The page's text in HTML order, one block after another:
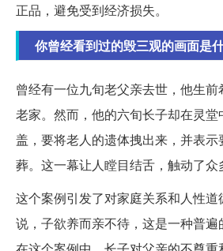
正品，避免受到经济损失。
你曾经看到过的毁三观的画面是
曾经有一位九旬老父亲去世，他生
老家。然而，他的六旬长子却在灵
盖，要将老人的遗体拽出来，并表
葬。这一幕让人瞠目结舌，触动了众
这个案例引发了对家庭关系和人性道
说，子欲养而亲不待，这是一种普遍